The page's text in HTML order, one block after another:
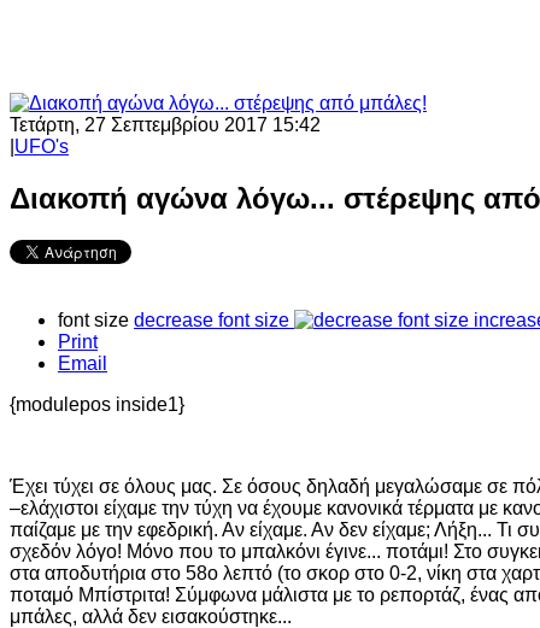
Τετάρτη, 27 Σεπτεμβρίου 2017 15:42
UFO's
Διακοπή αγώνα λόγω... στέρεψης
font size decrease font size
Print
Email
{modulepos inside1}
Έχει τύχει σε όλους μας. Σε όσους δηλαδή μεγαλώσαμε σε
–ελάχιστοι είχαμε την τύχη να έχουμε κανονικά τέρματα με
παίζαμε με την εφεδρική. Αν είχαμε. Αν δεν είχαμε; Λήξη...
σχεδόν λόγο! Μόνο που το μπαλκόνι έγινε... ποτάμι! Στο
στα αποδυτήρια στο 58ο λεπτό (το σκορ στο 0-2, νίκη στα
ποταμό Μπίστριτα! Σύμφωνα μάλιστα με το ρεπορτάζ, ένας
μπάλες, αλλά δεν εισακούστηκε...